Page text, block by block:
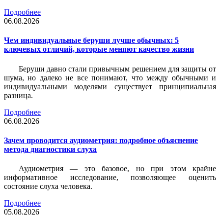
Подробнее
06.08.2026
Чем индивидуальные беруши лучше обычных: 5
ключевых отличий, которые меняют качество жизни
Беруши давно стали привычным решением для защиты от
шума, но далеко не все понимают, что между обычными и
индивидуальными моделями существует принципиальная
разница.
Подробнее
06.08.2026
Зачем проводится аудиометрия: подробное объяснение
метода диагностики слуха
Аудиометрия — это базовое, но при этом крайне
информативное исследование, позволяющее оценить
состояние слуха человека.
Подробнее
05.08.2026